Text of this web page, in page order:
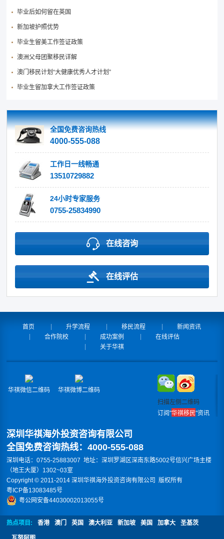
毕业后如何留在英国
新加坡护照优势
毕业生留美工作签证政策
澳洲父母团聚移民详解
澳门移民计划“大健康优秀人才计划”
毕业生留加拿大工作签证政策
全国免费咨询热线
4000-555-088
工作日一线畅通
13510729882
24小时专家服务
0755-25834990
在线咨询
在线评估
首页 升学流程 移民流程
新闻资讯
合作院校
成功案例
在线评估
关于华祺
华祺微信二维码
华祺微博二维码
扫描左侧二维码
订阅"华祺移民"资讯
深圳华祺海外投资咨询有限公司
全国免费咨询热线：4000-555-088
深圳电话：0755-25883007 地址：深圳罗湖区深南东路5002号信兴广场主楼
（地王大厦）1302~03室
Copyright © 2011-2014 深圳华祺海外投资咨询有限公司 版权所有
粤ICP备13083485号
粤公网安备44030002013055号
热点项目: 香港 澳门 英国 澳大利亚 新加坡 美国 加拿大 圣基茨